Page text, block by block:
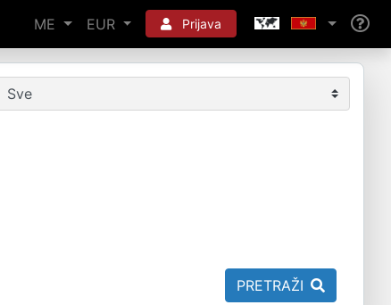
ME EUR Prijava
PRETRAŽI